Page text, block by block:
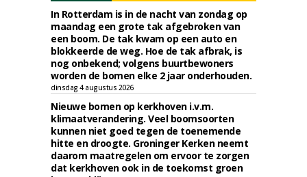
In Rotterdam is in de nacht van zondag op
maandag een grote tak afgebroken van
een boom. De tak kwam op een auto en
blokkeerde de weg. Hoe de tak afbrak, is
nog onbekend; volgens buurtbewoners
worden de bomen elke 2 jaar onderhouden.
dinsdag 4 augustus 2026
Nieuwe bomen op kerkhoven i.v.m.
klimaatverandering. Veel boomsoorten
kunnen niet goed tegen de toenemende
hitte en droogte. Groninger Kerken neemt
daarom maatregelen om ervoor te zorgen
dat kerkhoven ook in de toekomst groen